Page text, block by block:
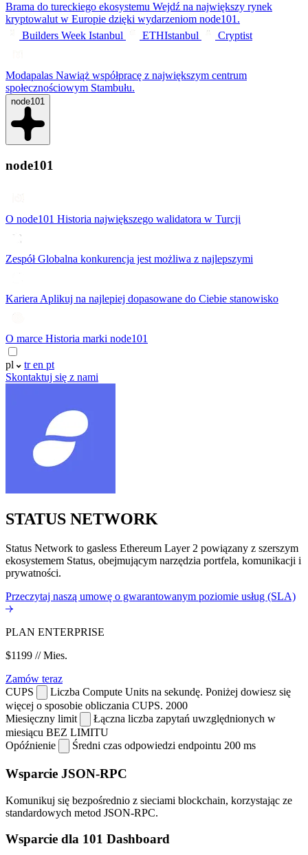
Brama do tureckiego ekosystemu Wejdź na największy rynek
kryptowalut w Europie dzięki wydarzeniom node101.
Builders Week Istanbul
ETHIstanbul Cryptist
Modapalas Nawiąż współpracę z największym centrum
społecznościowym Stambułu.
node101
node101
O node101 Historia największego walidatora w Turcji
ZespółGlobalna konkurencja jest możliwa z najlepszymi
Kariera Aplikuj na najlepiej dopasowane do Ciebie stanowisko
O marce Historia marki node101
pl tren pt
Skontaktuj się z nami
STATUS NETWORK
Status Network to gasless Ethereum Layer 2 powiązany z szerszym
ekosystemem Status, obejmującym narzędzia portfela, komunikacji i
prywatności.
Przeczytaj naszą umowę o gwarantowanym poziomie usług (SLA)
PLAN ENTERPRISE
$1199 // Mies.
Zamów teraz
CUPS
Liczba Compute Units na sekundę. Poniżej dowiesz się
więcej o sposobie obliczania CUPS. 2000
Miesięczny limit
Łączna liczba zapytań uwzględnionych w
miesiącu BEZ LIMITU
Opóźnienie
Średni czas odpowiedzi endpointu 200 ms
Wsparcie JSON-RPC
Komunikuj się bezpośrednio z sieciami blockchain, korzystając ze
standardowych metod JSON-RPC.
Wsparcie dla 101 Dashboard